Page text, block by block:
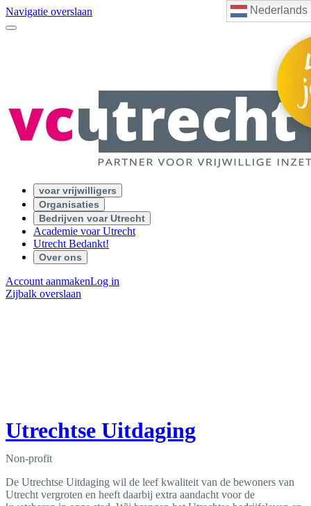
Nederlands
Navigatie overslaan
voar vrijwilligers
Organisaties
Bedrijven voar Utrecht
Academie voar Utrecht
Utrecht Bedankt!
Over ons
Account aanmakenLog in
Zijbalk overslaan
Utrechtse Uitdaging
Non-profit
De Utrechtse Uitdaging wil de leef kwaliteit van de bewoners van
Utrecht vergroten en heeft daarbij extra aandacht voor de